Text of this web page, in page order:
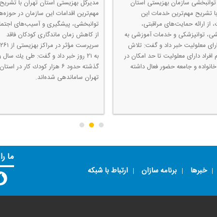
سازمان بهزیستی استان
تشریح مهم‌ترین خدمات این
از ارائه حمایت‌های مراقبتی،
توانپزشكی و خدمات آموزشی به
معلولیت خبر داد و گفت: تلاش
افراد دارای معلولیت تا حد امكان در
و جامعه حضور فعال داشته
مدیركل بهزیستی استان تهران با تشریح
مهم‌ترین اقدامات این سازمان در
توانبخشی، پیشگیری و آسیب‌های
از كاهش زمان ماندگاری كودكان فاقد
به ۲۱ روز خبر داد و گفت: طی یك سال
گذشته حدود ۶ هزار كودك كار در استان
تهران ساماندهی شده‌اند.
خبرها برنامه سازان ارتباط با شبکه
ما